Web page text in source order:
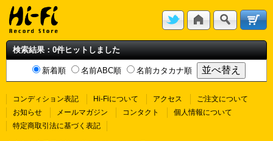
検索結果：0件ヒットしました
新着順 名前ABC順 名前カタカナ順
コンディション表記 Hi-Fiについて アクセス
ご注文について
お知らせ
メールマガジン コンタクト
個人情報について
特定商取引法に基づく表記